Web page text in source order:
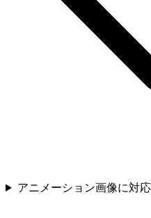
アニメーション画像に対